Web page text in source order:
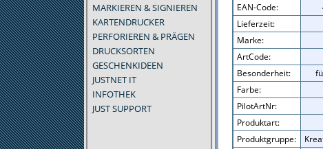
MARKIEREN & SIGNIEREN
KARTENDRUCKER
PERFORIEREN & PRÄGEN
DRUCKSORTEN
GESCHENKIDEEN
JUSTNET IT
INFOTHEK
JUST SUPPORT
EAN-Code:
Lieferzeit:
Marke:
ArtCode:
Besonderheit:
Farbe:
PilotArtNr:
Produktart:
Produktgruppe: